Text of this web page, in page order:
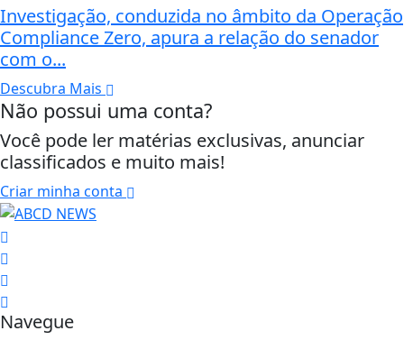
Investigação, conduzida no âmbito da Operação
Compliance Zero, apura a relação do senador
com o...
Descubra Mais
Não possui uma conta?
Você pode ler matérias exclusivas, anunciar
classificados e muito mais!
Criar minha conta
Navegue